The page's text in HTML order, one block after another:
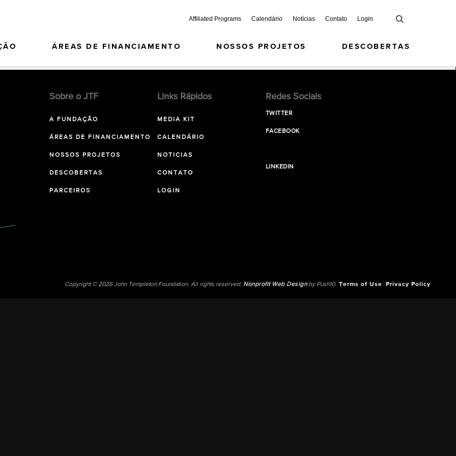
Affiliated Programs Calendário Notícias Contato Login
ÁREAS DE FINANCIAMENTO NOSSOS PROJETOS DESCOBERTAS
Sobre o JTF
A FUNDAÇÃO
ÁREAS DE FINANCIAMENTO
NOSSOS PROJETOS
DESCOBERTAS
PARCEIROS
Links Rápidos
MEDIA KIT
CALENDÁRIO
NOTICIAS
CONTATO
LOGIN
Redes Sociais
TWITTER
FACEBOOK
LINKEDIN
Copyright © 2026 John Templeton Foundation. All rights reserved. Nonprofit Web Designby Push10. Terms of Use Privacy Policy